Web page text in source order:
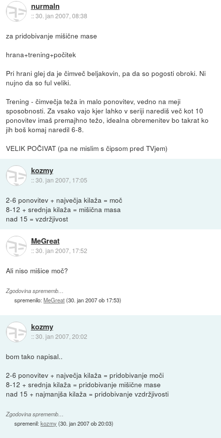
nurmaln
::30. jan 2007, 08:38
za pridobivanje mišične mase
hrana+trening+počitek
Pri hrani glej da je čimveč beljakovin, pa da so pogosti obroki. Ni
nujno da so ful veliki.
Trening - čimvečja teža in malo ponovitev, vedno na meji
sposobnosti. Za vsako vajo kjer lahko v seriji narediš več kot 10
ponovitev imaš premajhno težo, idealna obremenitev bo takrat ko
jih boš komaj naredil 6-8.
VELIK POČIVAT (pa ne mislim s čipsom pred TVjem)
kozmy
::30. jan 2007, 17:05
2-6 ponovitev + največja kilaža = moč
8-12 + srednja kilaža = mišična masa
nad 15 = vzdržjivost
MeGreat
::30. jan 2007, 17:52
Ali niso mišice moč?
Zgodovina sprememb…
spremenilo:MeGreat(30. jan 2007 ob 17:53)
kozmy
::30. jan 2007, 20:02
bom tako napisal..
2-6 ponovitev + največja kilaža = pridobivanje moči
8-12 + srednja kilaža = pridobivanje mišične mase
nad 15 + najmanjša kilaža = pridobivanje vzdržjivosti
Zgodovina sprememb…
spremenil:kozmy (30. jan 2007 ob 20:03)